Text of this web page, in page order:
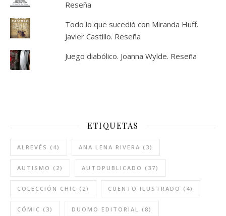
Reseña
Todo lo que sucedió con Miranda Huff.
Javier Castillo. Reseña
Juego diabólico. Joanna Wylde. Reseña
ETIQUETAS
ALREVÉS (4) ANA LENA RIVERA (3)
AUTISMO (2) AUTOPUBLICADO (37)
COLECCIÓN CHIC (2) CUENTO ILUSTRADO (4)
CÓMIC (3) DUOMO EDITORIAL (8)